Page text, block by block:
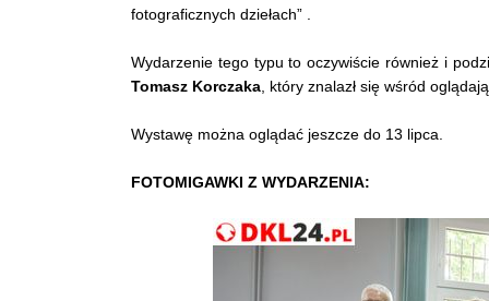
fotograficznych dziełach” .
Wydarzenie tego typu to oczywiście również i
Tomasz Korczaka , który znalazł się wśród
Wystawę można oglądać jeszcze do 13 lipca.
FOTOMIGAWKI Z WYDARZENIA: